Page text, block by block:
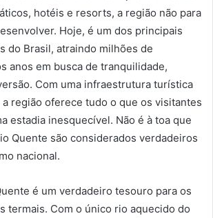
hotéis e resorts, a região não para
Hoje, é um dos principais
do Brasil, atraindo milhões de
anos em busca de tranquilidade,
Com uma infraestrutura turística
região oferece tudo o que os visitantes
estadia inesquecível. Não é à toa que
Quente são considerados verdadeiros
nacional.
é um verdadeiro tesouro para os
termais. Com o único rio aquecido do